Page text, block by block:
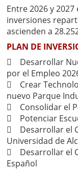
Entre 2026 y
inversiones
ascienden a
PLAN DE
 Desarrollar
por el Empleo
 Crear
nuevo Parque
 Consolidar el
 Potenciar
 Desarrollar el
Universidad de
 Desarrollar el
Español